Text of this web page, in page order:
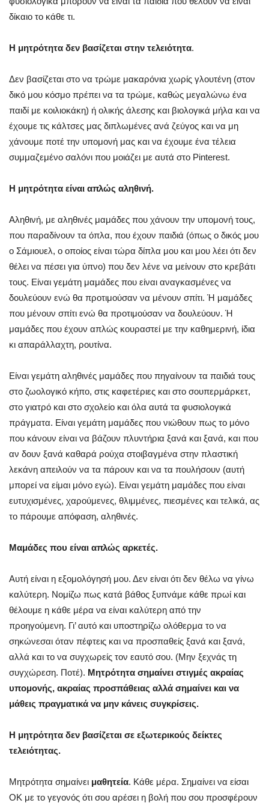
δίκαιο το κάθε τι.
Η μητρότητα δεν βασίζεται στην τελειότητα.
Δεν βασίζεται στο να τρώμε μακαρόνια χωρίς γλουτένη (στον
δικό μου κόσμο πρέπει να τα τρώμε, καθώς μεγαλώνω ένα
παιδί με κοιλιοκάκη) ή ολικής άλεσης και βιολογικά μήλα και να
έχουμε τις κάλτσες μας διπλωμένες ανά ζεύγος και να μη
χάνουμε ποτέ την υπομονή μας και να έχουμε ένα τέλεια
συμμαζεμένο σαλόνι που μοιάζει με αυτά στο Pinterest.
Η μητρότητα είναι απλώς αληθινή.
Αληθινή, με αληθινές μαμάδες που χάνουν την υπομονή τους,
που παραδίνουν τα όπλα, που έχουν παιδιά (όπως ο δικός μου
ο Σάμιουελ, ο οποίος είναι τώρα δίπλα μου και μου λέει ότι δεν
θέλει να πέσει για ύπνο) που δεν λένε να μείνουν στο κρεβάτι
τους. Είναι γεμάτη μαμάδες που είναι αναγκασμένες να
δουλεύουν ενώ θα προτιμούσαν να μένουν σπίτι. Ή μαμάδες
που μένουν σπίτι ενώ θα προτιμούσαν να δουλεύουν. Ή
μαμάδες που έχουν απλώς κουραστεί με την καθημερινή, ίδια
κι απαράλλαχτη, ρουτίνα.
Είναι γεμάτη αληθινές μαμάδες που πηγαίνουν τα παιδιά τους
στο ζωολογικό κήπο, στις καφετέριες και στο σουπερμάρκετ,
στο γιατρό και στο σχολείο και όλα αυτά τα φυσιολογικά
πράγματα. Είναι γεμάτη μαμάδες που νιώθουν πως το μόνο
που κάνουν είναι να βάζουν πλυντήρια ξανά και ξανά, και που
αν δουν ξανά καθαρά ρούχα στοιβαγμένα στην πλαστική
λεκάνη απειλούν να τα πάρουν και να τα πουλήσουν (αυτή
μπορεί να είμαι μόνο εγώ). Είναι γεμάτη μαμάδες που είναι
ευτυχισμένες, χαρούμενες, θλιμμένες, πιεσμένες και τελικά, ας
το πάρουμε απόφαση, αληθινές.
Μαμάδες που είναι απλώς αρκετές.
Αυτή είναι η εξομολόγησή μου. Δεν είναι ότι δεν θέλω να γίνω
καλύτερη. Νομίζω πως κατά βάθος ξυπνάμε κάθε πρωί και
θέλουμε η κάθε μέρα να είναι καλύτερη από την
προηγούμενη. Γι’ αυτό και υποστηρίζω ολόθερμα το να
σηκώνεσαι όταν πέφτεις και να προσπαθείς ξανά και ξανά,
αλλά και το να συγχωρείς τον εαυτό σου. (Μην ξεχνάς τη
συγχώρεση. Ποτέ). Μητρότητα σημαίνει στιγμές ακραίας
υπομονής, ακραίας προσπάθειας αλλά σημαίνει και να
μάθεις πραγματικά να μην κάνεις συγκρίσεις.
Η μητρότητα δεν βασίζεται σε εξωτερικούς δείκτες
τελειότητας.
Μητρότητα σημαίνει μαθητεία. Κάθε μέρα. Σημαίνει να είσαι
ΟΚ με το γεγονός ότι σου αρέσει η βολή που σου προσφέρουν